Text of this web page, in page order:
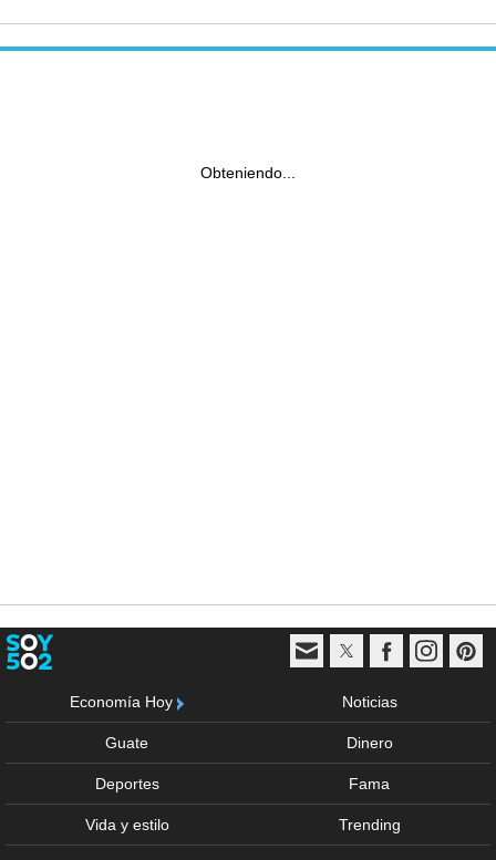
Obteniendo...
Economía Hoy Noticias
Guate Dinero
Deportes Fama
Vida y estilo Trending